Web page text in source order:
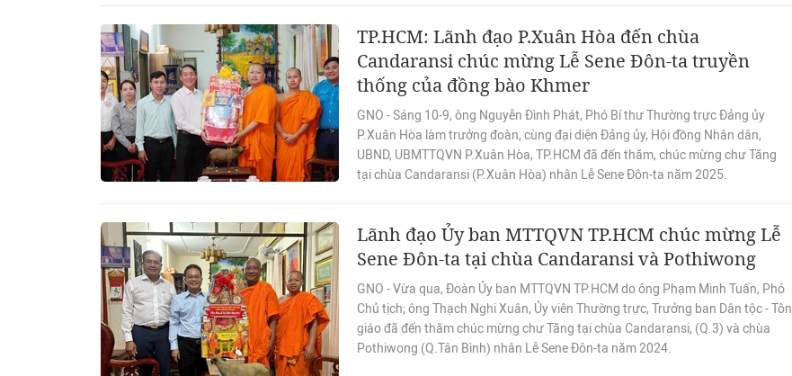
TP.HCM: Lãnh đạo P.Xuân Hòa đến chùa
Candaransi chúc mừng Lễ Sene Đôn-ta truyền
thống của đồng bào Khmer
GNO - Sáng 10-9, ông Nguyễn Đình Phát, Phó Bí thư Thường trực Đảng ủy
P.Xuân Hòa làm trưởng đoàn, cùng đại diện Đảng ủy, Hội đồng Nhân dân,
UBND, UBMTTQVN P.Xuân Hòa, TP.HCM đã đến thăm, chúc mừng chư Tăng
tại chùa Candaransi (P.Xuân Hòa) nhân Lễ Sene Đôn-ta năm 2025.
Lãnh đạo Ủy ban MTTQVN TP.HCM chúc mừng Lễ
Sene Đôn-ta tại chùa Candaransi và Pothiwong
GNO - Vừa qua, Đoàn Ủy ban MTTQVN TP.HCM do ông Phạm Minh Tuấn, Phó
Chủ tịch; ông Thạch Nghi Xuân, Ủy viên Thường trực, Trưởng ban Dân tộc - Tôn
giáo đã đến thăm chúc mừng chư Tăng tại chùa Candaransi, (Q.3) và chùa
Pothiwong (Q.Tân Bình) nhân Lễ Sene Đôn-ta năm 2024.